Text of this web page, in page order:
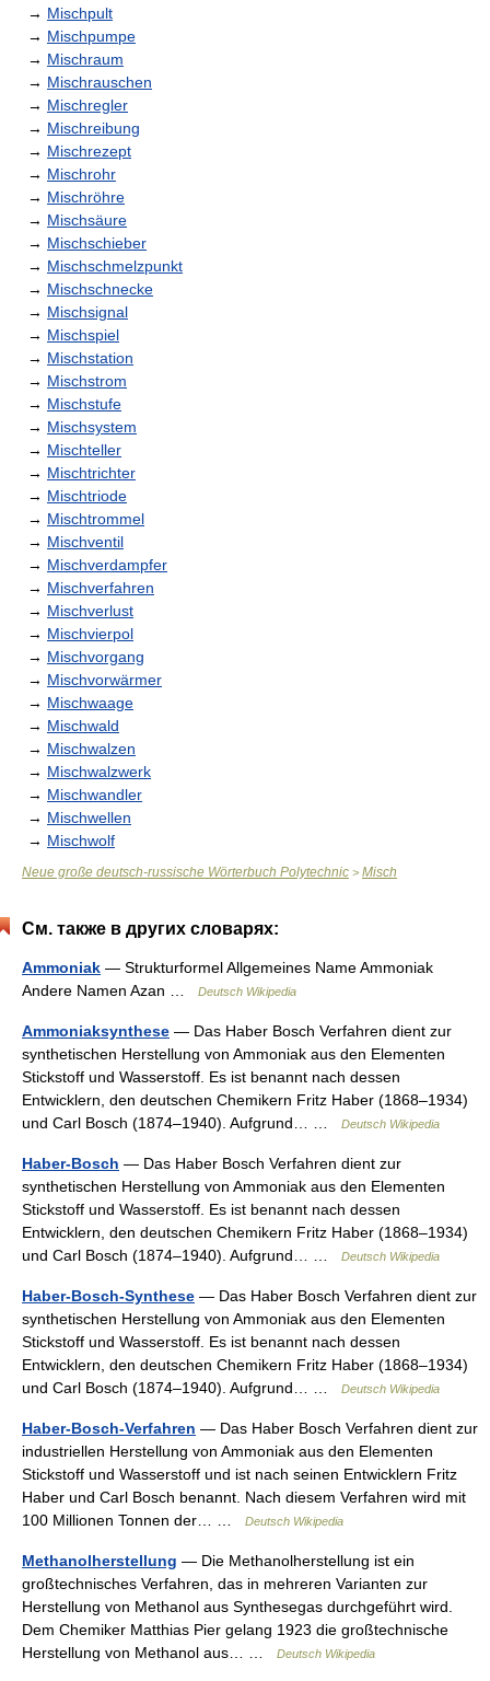
→ Mischpult
→ Mischpumpe
→ Mischraum
→ Mischrauschen
→ Mischregler
→ Mischreibung
→ Mischrezept
→ Mischrohr
→ Mischröhre
→ Mischsäure
→ Mischschieber
→ Mischschmelzpunkt
→ Mischschnecke
→ Mischsignal
→ Mischspiel
→ Mischstation
→ Mischstrom
→ Mischstufe
→ Mischsystem
→ Mischteller
→ Mischtrichter
→ Mischtriode
→ Mischtrommel
→ Mischventil
→ Mischverdampfer
→ Mischverfahren
→ Mischverlust
→ Mischvierpol
→ Mischvorgang
→ Mischvorwärmer
→ Mischwaage
→ Mischwald
→ Mischwalzen
→ Mischwalzwerk
→ Mischwandler
→ Mischwellen
→ Mischwolf
Neue große deutsch-russische Wörterbuch Polytechnic > Misch
См. также в других словарях:
Ammoniak — Strukturformel Allgemeines Name Ammoniak
Andere Namen Azan …
Deutsch Wikipedia
Ammoniaksynthese — Das Haber Bosch Verfahren dient zur
synthetischen Herstellung von Ammoniak aus den Elementen
Stickstoff und Wasserstoff. Es ist benannt nach dessen
Entwicklern, den deutschen Chemikern Fritz Haber (1868–1934)
und Carl Bosch (1874–1940). Aufgrund… …
Deutsch Wikipedia
Haber-Bosch — Das Haber Bosch Verfahren dient zur
synthetischen Herstellung von Ammoniak aus den Elementen
Stickstoff und Wasserstoff. Es ist benannt nach dessen
Entwicklern, den deutschen Chemikern Fritz Haber (1868–1934)
und Carl Bosch (1874–1940). Aufgrund… …
Deutsch Wikipedia
Haber-Bosch-Synthese — Das Haber Bosch Verfahren dient zur
synthetischen Herstellung von Ammoniak aus den Elementen
Stickstoff und Wasserstoff. Es ist benannt nach dessen
Entwicklern, den deutschen Chemikern Fritz Haber (1868–1934)
und Carl Bosch (1874–1940). Aufgrund… …
Deutsch Wikipedia
Haber-Bosch-Verfahren — Das Haber Bosch Verfahren dient zur
industriellen Herstellung von Ammoniak aus den Elementen
Stickstoff und Wasserstoff und ist nach seinen Entwicklern Fritz
Haber und Carl Bosch benannt. Nach diesem Verfahren wird mit
100 Millionen Tonnen der… …
Deutsch Wikipedia
Methanolherstellung — Die Methanolherstellung ist ein
großtechnisches Verfahren, das in mehreren Varianten zur
Herstellung von Methanol aus Synthesegas durchgeführt wird.
Dem Chemiker Matthias Pier gelang 1923 die großtechnische
Herstellung von Methanol aus… …
Deutsch Wikipedia